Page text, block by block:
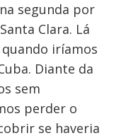
segunda por
Clara. Lá
iríamos
Diante da
sem
perder o
se haveria